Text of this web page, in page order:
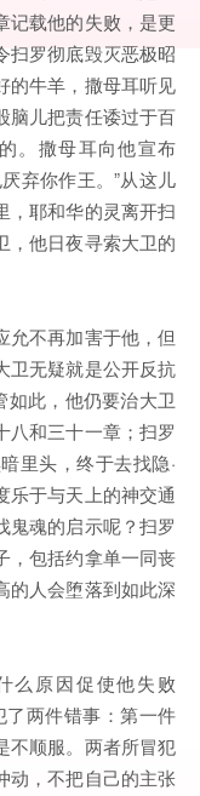
记载他的失败，是更
扫罗彻底毁灭恶极昭
的牛羊，撒母耳听见
脑儿把责任诿过于百
。撒母耳向他宣布
弃你作王。”从这儿
，耶和华的灵离开扫
，他日夜寻索大卫的
允不再加害于他，但
卫无疑就是公开反抗
如此，他仍要治大卫
八和三十一章；扫罗
里头，终于去找隐·
乐于与天上的神交通
鬼魂的启示呢？扫罗
，包括约拿单一同丧
的人会堕落到如此深
么原因促使他失败
了两件错事：第一件
不顺服。两者所冒犯
动，不把自己的主张